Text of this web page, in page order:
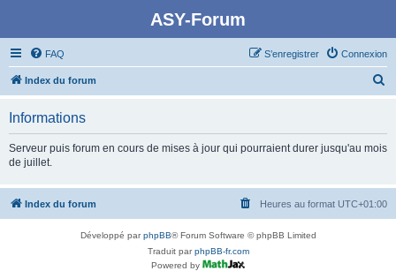
ASY-Forum
FAQ Connexion
S’enregistrer
Index du forum
c
Informations
Serveur puis forum en cours de mises à jour qui pourraient durer jusqu'au mois
de juillet.
Index du forum Heures au format UTC+01:00
Développé parphpBB® Forum Software © phpBB Limited
Traduit parphpBB-fr.com
Powered by